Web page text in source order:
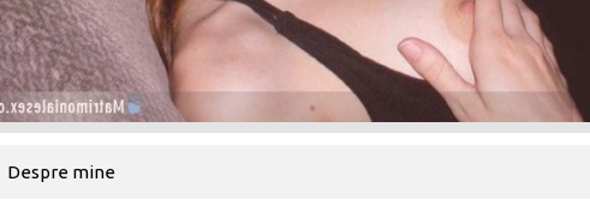
Despre mine